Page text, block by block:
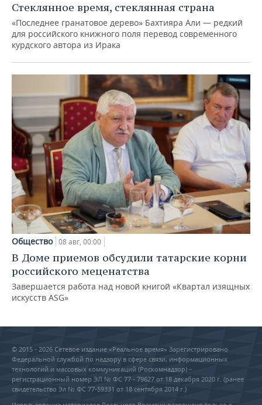
Стеклянное время, стеклянная страна
«Последнее гранатовое дерево» Бахтияра Али — редкий
для российского книжного поля перевод современного
курдского автора из Ирака
Общество 08 авг, 00:00
В Доме приемов обсудили татарские корни
российского меценатства
Завершается работа над новой книгой «Квартал изящных
искусств ASG»
© 2015 - 2026 Сетевое издание «Реальное время» Зарегистрировано
Федеральной службой по надзору в сфере связи, информационных
технологий и массовых коммуникаций (Роскомнадзор) –
регистрационный номер ЭЛ № ФС 77 - 79627 от 18 декабря 2020 г. (ранее
свидетельство Эл № ФС 77-59331 от 18 сентября 2014 г.)